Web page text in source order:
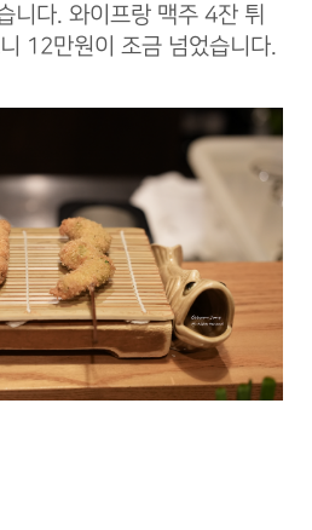
니다. 와이프랑 맥주 4잔 튀
12만원이 조금 넘었습니다.